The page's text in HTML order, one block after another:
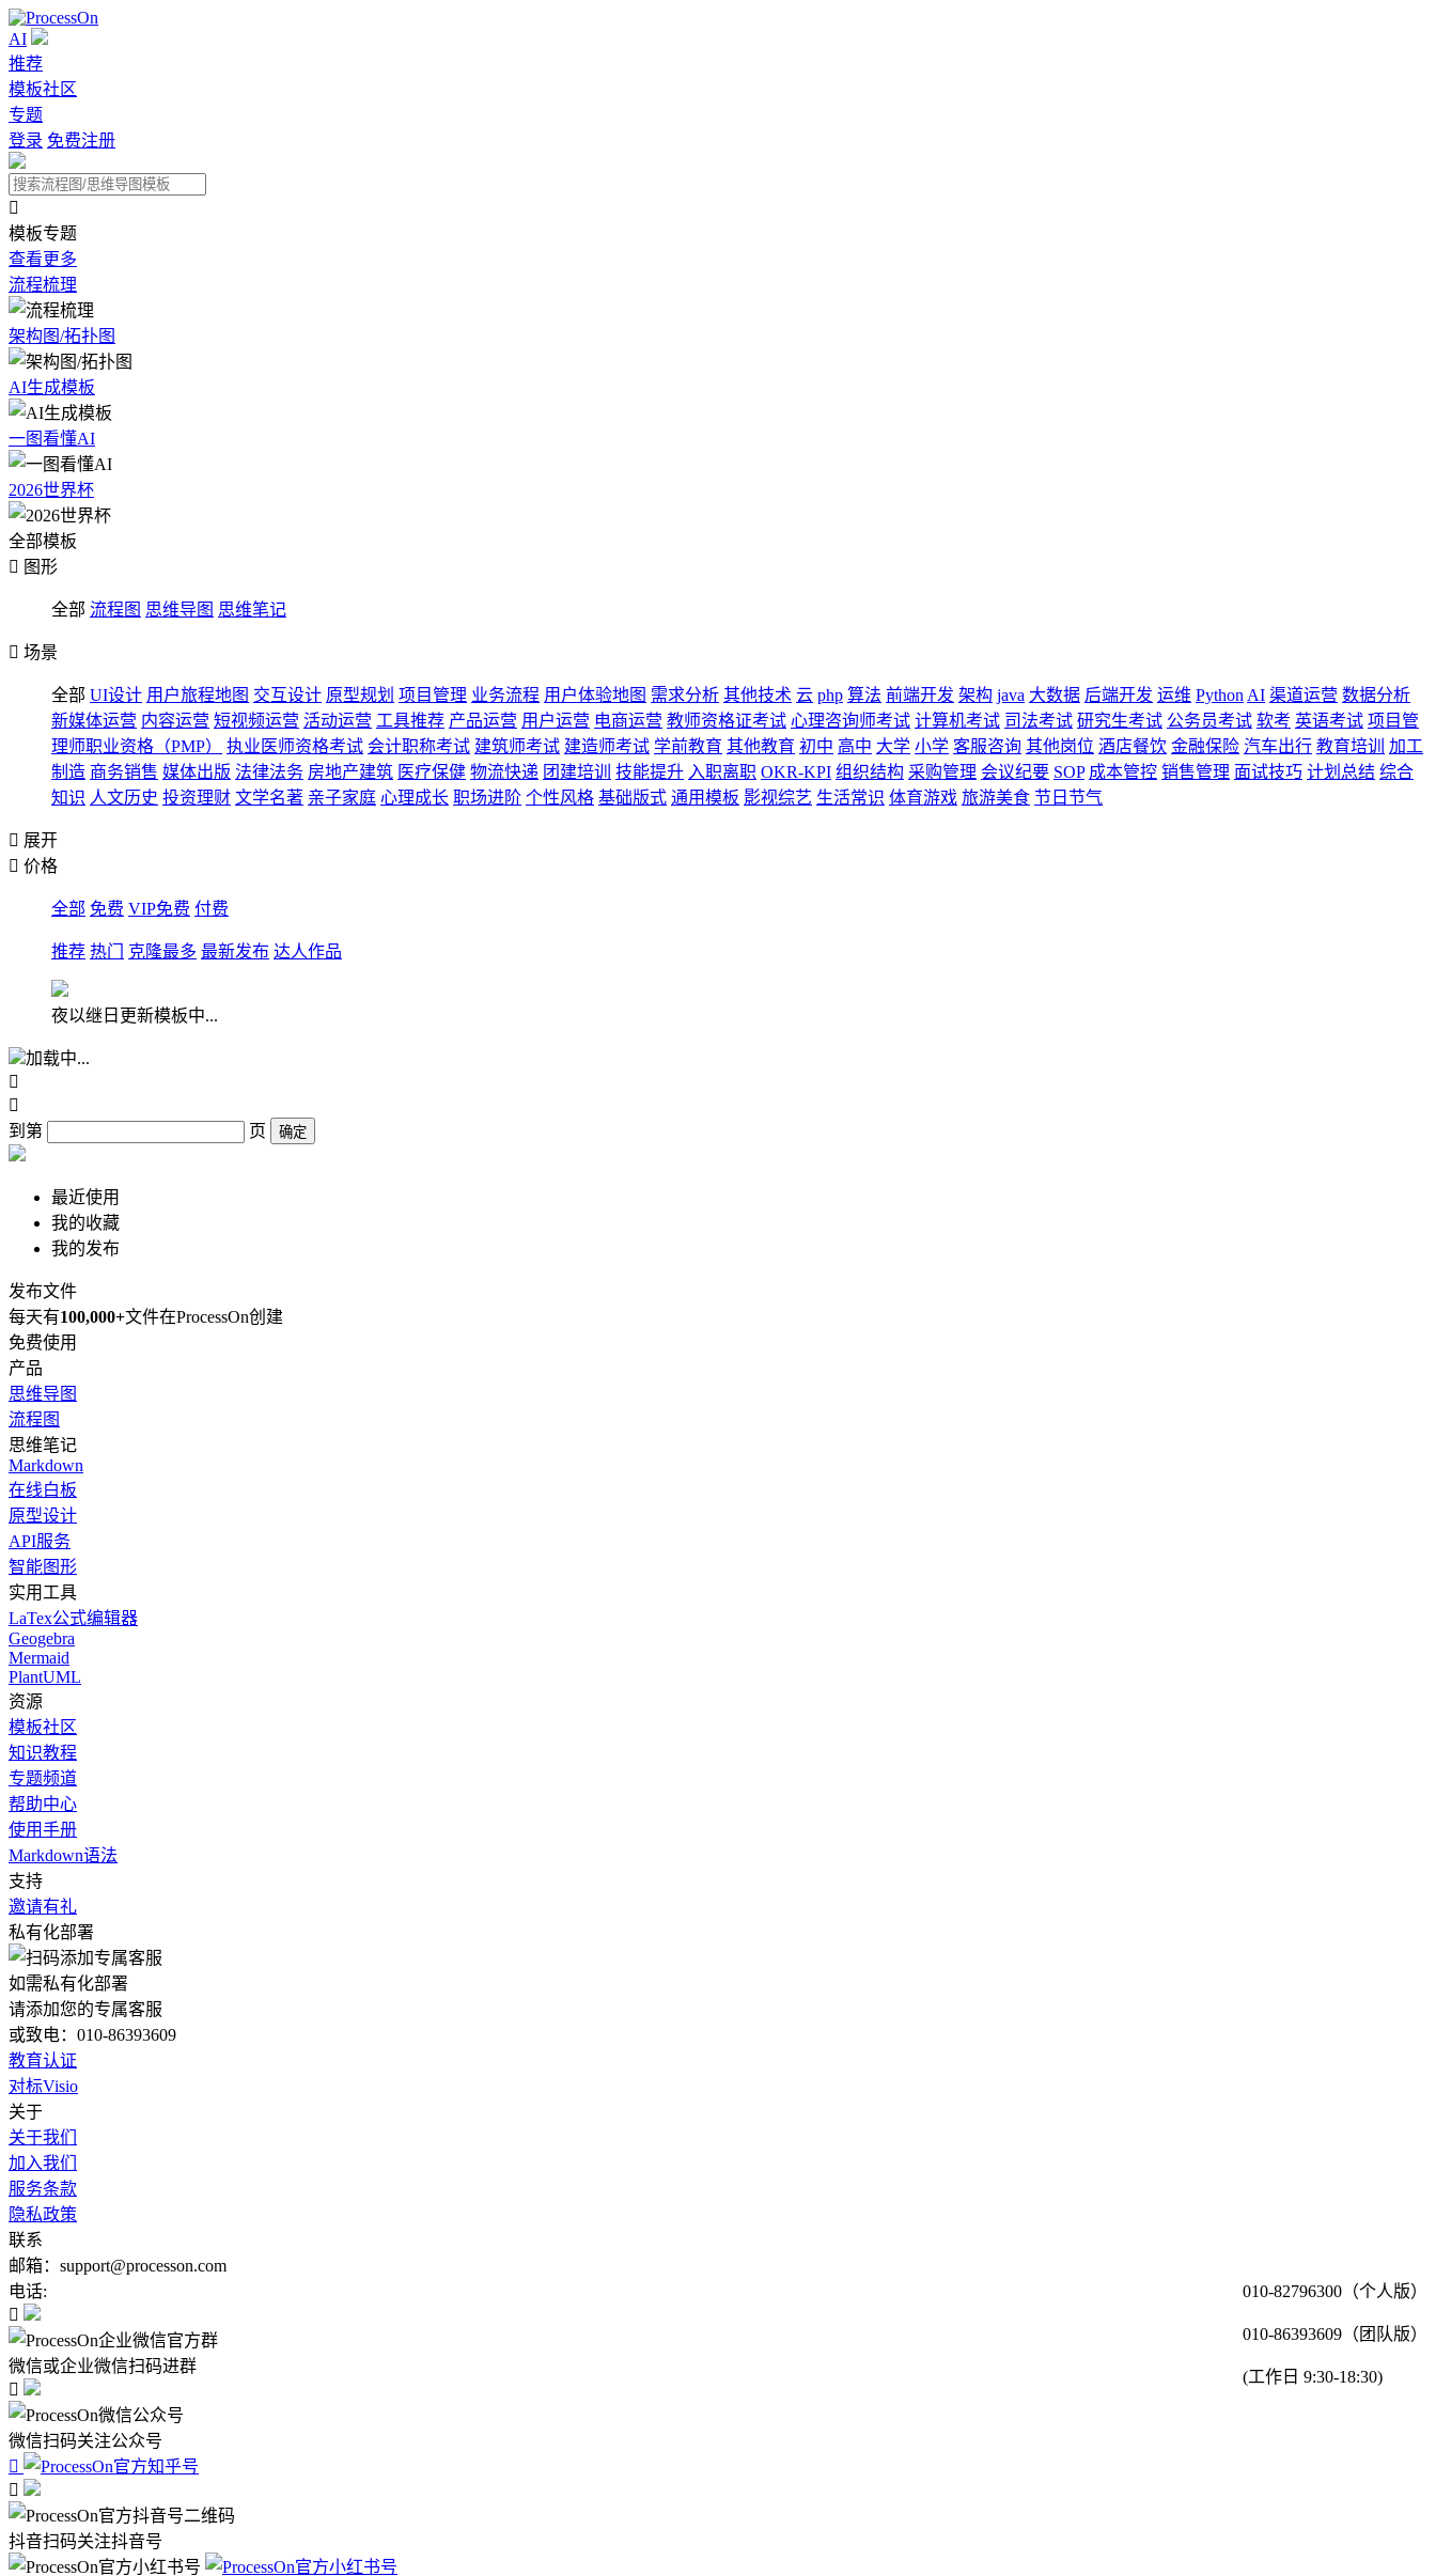
AI
推荐
模板社区
专题
登录 免费注册

模板专题
查看更多
流程梳理
架构图/拓扑图
AI生成模板
一图看懂AI
2026世界杯
全部模板
 图形
全部 流程图 思维导图 思维笔记
 场景
全部 UI设计 用户旅程地图 交互设计 原型规划 项目管理 业务流程 用户体验地图 需求分析 其他技术 云 php 算法 前端开发 架构 java 大数据 后端开发 运维 Python AI 渠道运营 数据分析
新媒体运营 内容运营 短视频运营 活动运营 工具推荐 产品运营 用户运营 电商运营 教师资格证考试 心理咨询师考试 计算机考试 司法考试 研究生考试 公务员考试 软考 英语考试 项目管
理师职业资格（PMP）
执业医师资格考试 会计职称考试 建筑师考试 建造师考试 学前教育 其他教育 初中 高中 大学 小学 客服咨询 其他岗位 酒店餐饮 金融保险 汽车出行 教育培训
加工
制造 商务销售 媒体出版 法律法务 房地产建筑 医疗保健 物流快递 团建培训 技能提升 入职离职 OKR-KPI 组织结构 采购管理 会议纪要 SOP 成本管控 销售管理 面试技巧 计划总结 综合
知识 人文历史 投资理财 文学名著 亲子家庭 心理成长 职场进阶 个性风格 基础版式 通用模板 影视综艺 生活常识 体育游戏 旅游美食 节日节气
 展开
 价格
全部 免费 VIP免费 付费
推荐 热门 克隆最多 最新发布 达人作品
夜以继日更新模板中...
加载中...


到第
页 确定
最近使用
我的收藏
我的发布
发布文件
每天有100,000+文件在ProcessOn创建
免费使用
产品
思维导图
流程图
思维笔记
Markdown
在线白板
原型设计
API服务
智能图形
实用工具
LaTex公式编辑器
Geogebra
Mermaid
PlantUML
资源
模板社区
知识教程
专题频道
帮助中心
使用手册
Markdown语法
支持
邀请有礼
私有化部署
如需私有化部署
请添加您的专属客服
或致电：010-86393609
教育认证
对标Visio
关于
关于我们
加入我们
服务条款
隐私政策
联系
邮箱：support@processon.com
电话:
010-82796300（个人版）
010-86393609（团队版）
(工作日 9:30-18:30)

微信或企业微信扫码进群

微信扫码关注公众号


抖音扫码关注抖音号